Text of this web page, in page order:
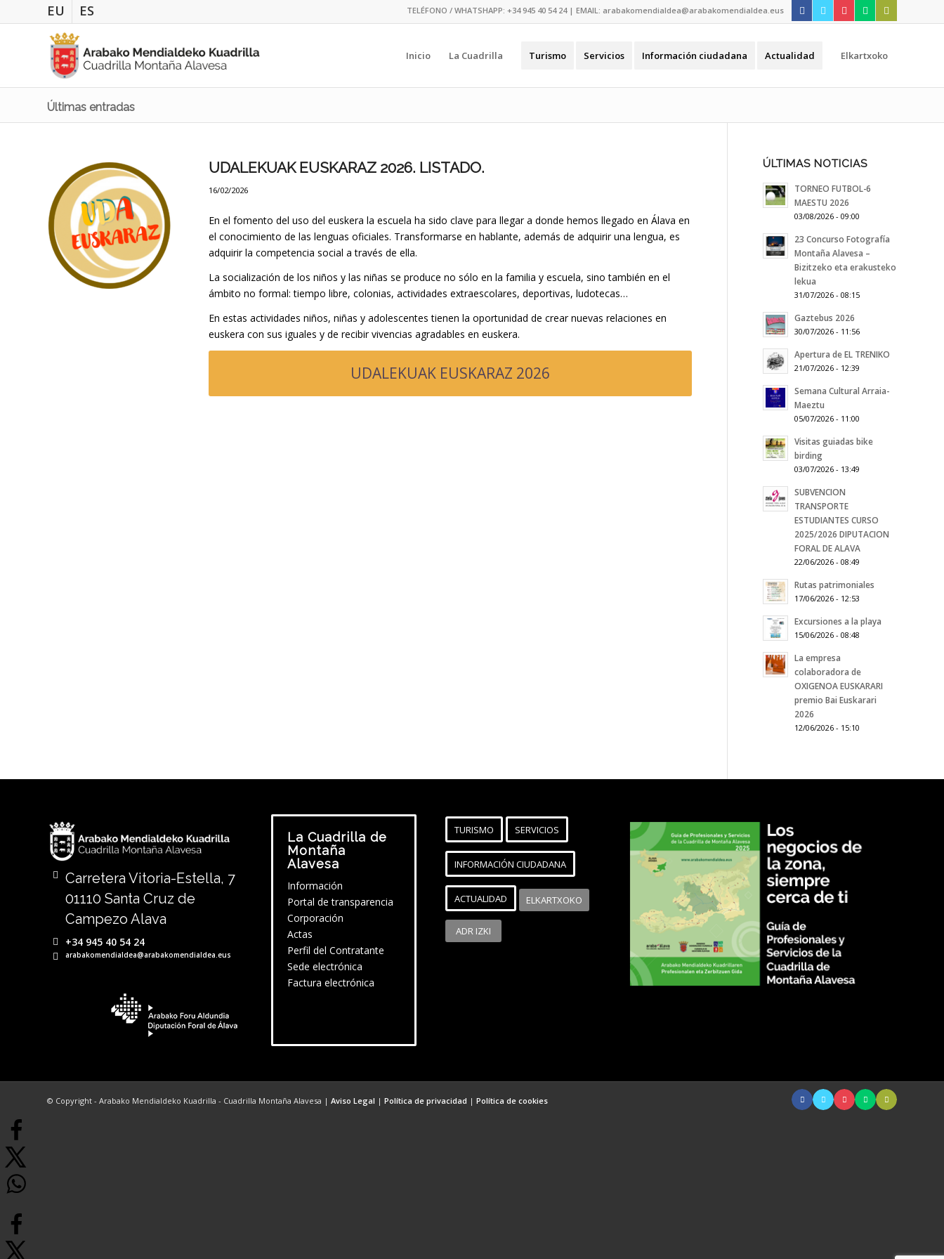
EU ES TELÉFONO / WHATSHAPP: +34 945 40 54 24| EMAIL: arabakomendialdea@arabakomendialdea.eus
Inicio La Cuadrilla Turismo Servicios Información ciudadana Actualidad Elkartxoko
Últimas entradas
UDALEKUAK EUSKARAZ 2026. LISTADO.
16/02/2026
En el fomento del uso del euskera la escuela ha sido clave para llegar a donde hemos llegado en Álava en
el conocimiento de las lenguas oficiales. Transformarse en hablante, además de adquirir una lengua, es
adquirir la competencia social a través de ella.
La socialización de los niños y las niñas se produce no sólo en la familia y escuela, sino también en el
ámbito no formal: tiempo libre, colonias, actividades extraescolares, deportivas, ludotecas…
En estas actividades niños, niñas y adolescentes tienen la oportunidad de crear nuevas relaciones en
euskera con sus iguales y de recibir vivencias agradables en euskera.
UDALEKUAK EUSKARAZ 2026
ÚLTIMAS NOTICIAS
TORNEO FUTBOL-6
MAESTU 2026
03/08/2026 - 09:00
23 Concurso Fotografía
Montaña Alavesa –
Bizitzeko eta erakusteko
lekua
31/07/2026 - 08:15
Gaztebus 2026
30/07/2026 - 11:56
Apertura de EL TRENIKO
21/07/2026 - 12:39
Semana Cultural Arraia-
Maeztu
05/07/2026 - 11:00
Visitas guiadas bike
birding
03/07/2026 - 13:49
SUBVENCION
TRANSPORTE
ESTUDIANTES CURSO
2025/2026 DIPUTACION
FORAL DE ALAVA
22/06/2026 - 08:49
Rutas patrimoniales
17/06/2026 - 12:53
Excursiones a la playa
15/06/2026 - 08:48
La empresa
colaboradora de
OXIGENOA EUSKARARI
premio Bai Euskarari
2026
12/06/2026 - 15:10
Carretera Vitoria-Estella, 7
01110 Santa Cruz de
Campezo Alava
+34 945 40 54 24
arabakomendialdea@arabakomendialdea.eus
La Cuadrilla de
Montaña
Alavesa
Información
Portal de transparencia
Corporación
Actas
Perfil del Contratante
Sede electrónica
Factura electrónica
TURISMO SERVICIOS
INFORMACIÓN CIUDADANA
ACTUALIDAD ELKARTXOKO
ADR IZKI
© Copyright - Arabako Mendialdeko Kuadrilla - Cuadrilla Montaña Alavesa | Aviso Legal | Política de privacidad | Política de cookies